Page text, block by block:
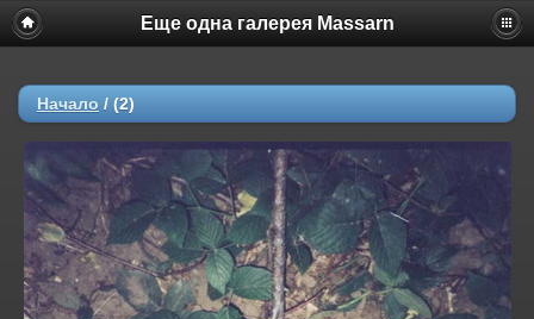
Еще одна галерея Massarn
Начало / (2)